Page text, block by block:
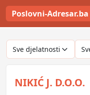
Poslovni-Adresar.ba
NIKIĆ J. D.O.O.